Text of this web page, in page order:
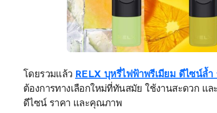
โดยรวมแล้ว RELX บุหรี่ไฟฟ้าพรีเมียม ดีไซน์ล้
ต้องการทางเลือกใหม่ที่ทันสมัย ใช้งานสะดวก แ
ดีไซน์ ราคา และคุณภาพ